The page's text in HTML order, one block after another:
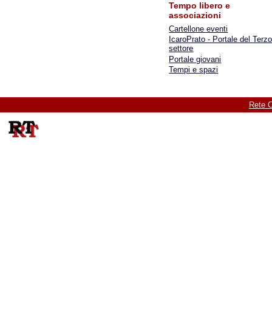
Tempo libero e
associazioni
Cartellone eventi
IcaroPrato - Portale del Terzo
settore
Portale giovani
Tempi e spazi
Rete